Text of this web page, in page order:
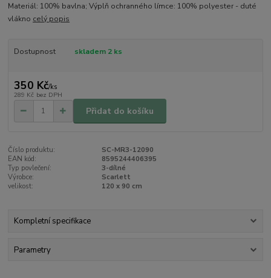
Materiál: 100% bavlna; Výplň ochranného límce: 100% polyester - duté
vlákno celý popis
Dostupnost skladem 2 ks
350 Kč/ks
289 Kč bez DPH
Přidat do košíku
Číslo produktu:
SC-MR3-12090
EAN kód:
8595244406395
Typ povlečení:
3-dílné
Výrobce:
Scarlett
velikost:
120 x 90 cm
Kompletní specifikace
Parametry